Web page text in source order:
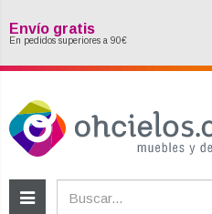
Envío gratis
En pedidos superiores a 90€